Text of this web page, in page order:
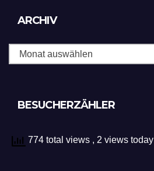
ARCHIV
BESUCHERZÄHLER
774 total views , 2 views today